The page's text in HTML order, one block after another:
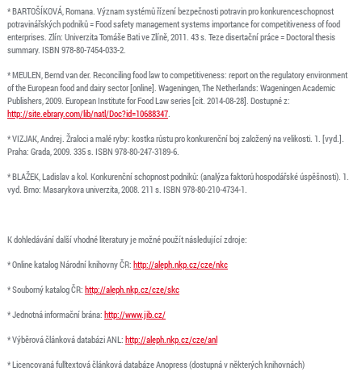
* BARTOŠÍKOVÁ, Romana. Význam systémů řízení bezpečnosti potravin pro konkurenceschopnost
potravinářských podniků = Food safety management systems importance for competitiveness of food
enterprises. Zlín: Univerzita Tomáše Bati ve Zlíně, 2011. 43 s. Teze disertační práce = Doctoral thesis
summary. ISBN 978-80-7454-033-2.
* MEULEN, Bernd van der. Reconciling food law to competitiveness: report on the regulatory environment
of the European food and dairy sector [online]. Wageningen, The Netherlands: Wageningen Academic
Publishers, 2009. European Institute for Food Law series [cit. 2014-08-28]. Dostupné z:
http://site.ebrary.com/lib/natl/Doc?id=10688347.
* VIZJAK, Andrej. Žraloci a malé ryby: kostka růstu pro konkurenční boj založený na velikosti. 1. [vyd.].
Praha: Grada, 2009. 335 s. ISBN 978-80-247-3189-6.
* BLAŽEK, Ladislav a kol. Konkurenční schopnost podniků: (analýza faktorů hospodářské úspěšnosti). 1.
vyd. Brno: Masarykova univerzita, 2008. 211 s. ISBN 978-80-210-4734-1.
K dohledávání další vhodné literatury je možné použít následující zdroje:
* Online katalog Národní knihovny ČR: http://aleph.nkp.cz/cze/nkc
* Souborný katalog ČR: http://aleph.nkp.cz/cze/skc
* Jednotná informační brána: http://www.jib.cz/
* Výběrová článková databázi ANL: http://aleph.nkp.cz/cze/anl
* Licencovaná fulltextová článková databáze Anopress (dostupná v některých knihovnách)